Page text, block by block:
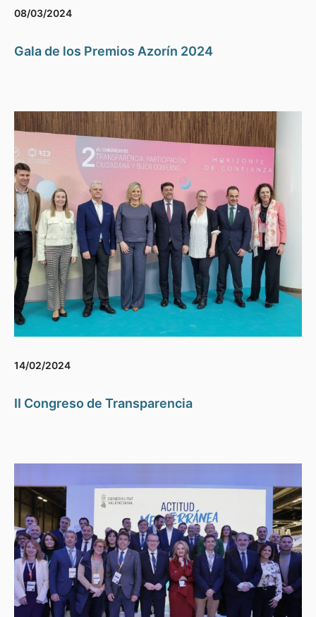
08/03/2024
Gala de los Premios Azorín 2024
14/02/2024
II Congreso de Transparencia